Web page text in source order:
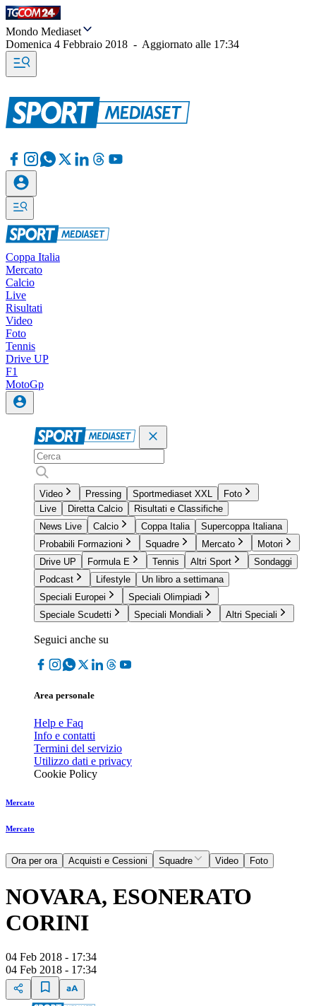
Mondo Mediaset
Domenica 4 Febbraio 2018 - Aggiornato alle 17:34
Coppa Italia
Mercato
Calcio
Live
Risultati
Video
Foto
Tennis
Drive UP
F1
MotoGp
Video Pressing Sportmediaset XXL
Foto
Live
Diretta Calcio
Risultati e Classifiche
News Live
Calcio Coppa Italia
Supercoppa Italiana
Probabili Formazioni
Squadre Mercato
Motori
Drive UP
Formula E Tennis Altri Sport
Sondaggi
Podcast
Lifestyle
Un libro a settimana
Speciali Europei
Speciali Olimpiadi
Speciale Scudetti
Speciali Mondiali Altri Speciali
Seguici anche su
Area personale
Help e Faq
Info e contatti
Termini del servizio
Utilizzo dati e privacy
Cookie Policy
Mercato
Mercato
Ora per ora Acquisti e Cessioni Squadre Video Foto
NOVARA, ESONERATO
CORINI
04 Feb 2018 - 17:34
04 Feb 2018 - 17:34